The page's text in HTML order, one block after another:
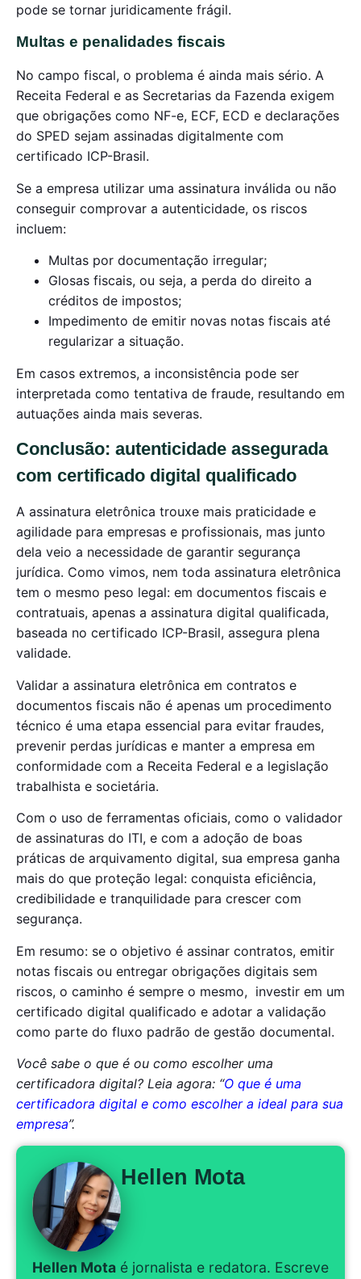
pode se tornar juridicamente frágil.
Multas e penalidades fiscais
No campo fiscal, o problema é ainda mais sério. A
Receita Federal e as Secretarias da Fazenda exigem
que obrigações como NF-e, ECF, ECD e declarações
do SPED sejam assinadas digitalmente com
certificado ICP-Brasil.
Se a empresa utilizar uma assinatura inválida ou não
conseguir comprovar a autenticidade, os riscos
incluem:
Multas por documentação irregular;
Glosas fiscais, ou seja, a perda do direito a
créditos de impostos;
Impedimento de emitir novas notas fiscais até
regularizar a situação.
Em casos extremos, a inconsistência pode ser
interpretada como tentativa de fraude, resultando em
autuações ainda mais severas.
Conclusão: autenticidade assegurada
com certificado digital qualificado
A assinatura eletrônica trouxe mais praticidade e
agilidade para empresas e profissionais, mas junto
dela veio a necessidade de garantir segurança
jurídica. Como vimos, nem toda assinatura eletrônica
tem o mesmo peso legal: em documentos fiscais e
contratuais, apenas a assinatura digital qualificada,
baseada no certificado ICP-Brasil, assegura plena
validade.
Validar a assinatura eletrônica em contratos e
documentos fiscais não é apenas um procedimento
técnico é uma etapa essencial para evitar fraudes,
prevenir perdas jurídicas e manter a empresa em
conformidade com a Receita Federal e a legislação
trabalhista e societária.
Com o uso de ferramentas oficiais, como o validador
de assinaturas do ITI, e com a adoção de boas
práticas de arquivamento digital, sua empresa ganha
mais do que proteção legal: conquista eficiência,
credibilidade e tranquilidade para crescer com
segurança.
Em resumo: se o objetivo é assinar contratos, emitir
notas fiscais ou entregar obrigações digitais sem
riscos, o caminho é sempre o mesmo, investir em um
certificado digital qualificado e adotar a validação
como parte do fluxo padrão de gestão documental.
Você sabe o que é ou como escolher uma
certificadora digital? Leia agora: “O que é uma
certificadora digital e como escolher a ideal para sua
empresa”.
Hellen Mota
Hellen Mota é jornalista e redatora. Escreve